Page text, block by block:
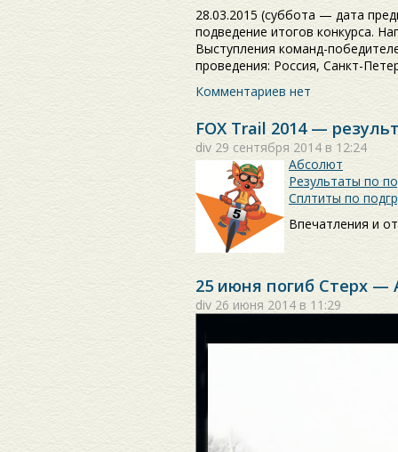
28.03.2015 (суббота — дата
подведение итогов конкурса.
Выступления команд-
проведения: Россия, Санкт-
Комментариев нет
FOX Trail 2014 —
div 29 сентября 2014 в 12:24
Абсолют
Результаты по
Сплтиты по
Впечатления и
25 июня погиб Стерх —
div 26 июня 2014 в 11:29